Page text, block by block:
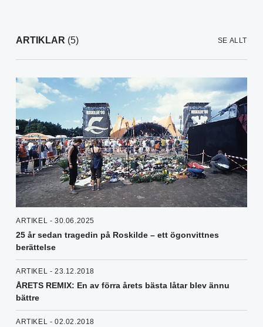
ARTIKLAR (5) SE ALLT
ARTIKEL - 30.06.2025
25 år sedan tragedin på Roskilde – ett ögonvittnes
berättelse
ARTIKEL - 23.12.2018
ÅRETS REMIX: En av förra årets bästa låtar blev ännu
bättre
ARTIKEL - 02.02.2018